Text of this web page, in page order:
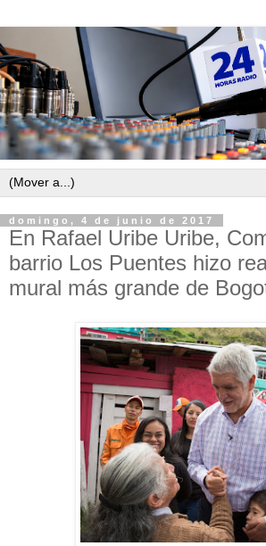
domingo, 4 de junio de 2017
En Rafael Uribe Uribe,
barrio Los Puentes hizo
mural más grande de